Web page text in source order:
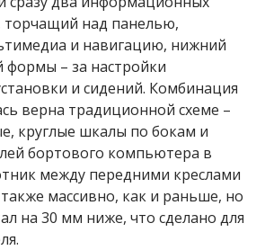
торчащий над панелью,
и навигацию, нижний
– за настройки
и сидений. Комбинация
верна традиционной схеме –
круглые шкалы по бокам и
бортового компьютера в
между передними креслами
массивно, как и раньше, но
на 30 мм ниже, что сделано для